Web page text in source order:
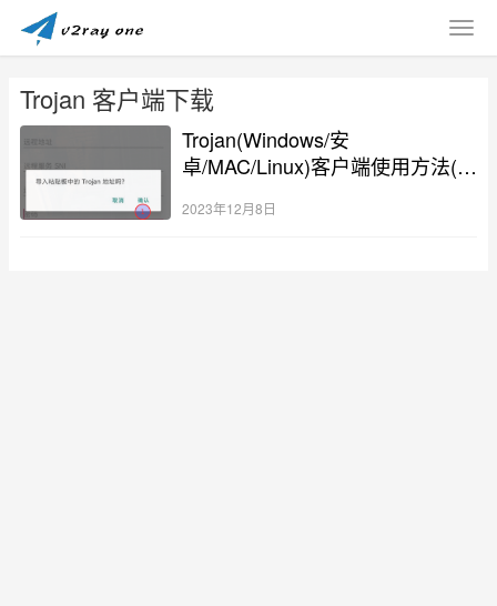
Trojan 客户端下载
Trojan(Windows/安
卓/MAC/Linux)客户端使用方法(附
2023年12月8日